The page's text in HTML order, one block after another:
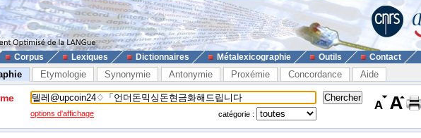
Corpus Lexiques Dictionnaires Métalexicographie Outils Contact
Etymologie Synonymie Antonymie Proxémie Concordance Aide
options d'affichage catégorie :